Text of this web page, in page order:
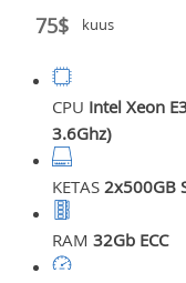
75$
kuus
CPU Intel Xeon
3.6Ghz)
KETAS 2x500GB
RAM 32Gb ECC